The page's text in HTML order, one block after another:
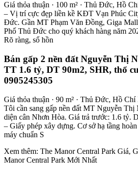
Giá thỏa thuận · 100 m² · Thủ Đức, Hồ
– Vị trí cực đẹp liền kề KĐT Vạn Phúc
Đức. Gần MT Phạm Văn Đồng, Giga
Phố Thủ Đức cho quý khách hàng năm
Rõ ràng, sổ hồn
Bán gấp 2 nền đất Nguyễn Thị
TT 1.6 tỷ, DT 90m2, SHR, thổ
0905245305
Giá thỏa thuận · 90 m² · Thủ Đức, Hồ
Tôi cần sang gấp nền đất MT Nguyễn
diện cân Nhơn Hòa. Giá trả trước: 1.6 tỷ.
– Giấy phép xây dựng. Cơ sở hạ tầng
máy chuẩn S
Xem thêm: The Manor Central Park Giá,
Manor Central Park Mới Nhất